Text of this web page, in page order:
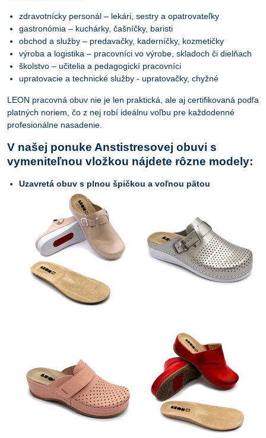
zdravotnícky personál – lekári, sestry a opatrovateľky
gastronómia – kuchárky, čašníčky, baristi
obchod a služby – predavačky, kaderníčky, kozmetičky
výroba a logistika – pracovníci vo výrobe, skladoch či dielňach
školstvo – učitelia a pedagogickí pracovníci
upratovacie a technické služby - upratovačky, chyžné
LEON pracovná obuv nie je len praktická, ale aj certifikovaná podľa
platných noriem, čo z nej robí ideálnu voľbu pre každodenné
profesionálne nasadenie.
V našej ponuke Anstistresovej obuvi s
vymeniteľnou vložkou nájdete rôzne modely:
Uzavretá obuv s plnou špičkou a voľnou pätou